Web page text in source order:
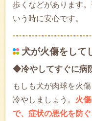
歩くなどがあります
いう時に安心です。
犬が火傷をして
◆冷やしてすぐに病
もしも犬が肉球を火
冷やしましょう。 火
で、症状の悪化を防ぐ